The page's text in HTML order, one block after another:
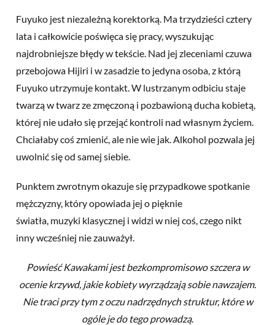
Fuyuko jest niezależną korektorką. Ma trzydzieści cztery
lata i całkowicie poświęca się pracy, wyszukując
najdrobniejsze błędy w tekście. Nad jej zleceniami czuwa
przebojowa Hijiri i w zasadzie to jedyna osoba, z którą
Fuyuko utrzymuje kontakt. W lustrzanym odbiciu staje
twarzą w twarz ze zmęczoną i pozbawioną ducha kobietą,
której nie udało się przejąć kontroli nad własnym życiem.
Chciałaby coś zmienić, ale nie wie jak. Alkohol pozwala jej
uwolnić się od samej siebie.
Punktem zwrotnym okazuje się przypadkowe spotkanie
mężczyzny, który opowiada jej o pięknie
światła, muzyki klasycznej i widzi w niej coś, czego nikt
inny wcześniej nie zauważył.
Powieść Kawakami jest bezkompromisowo szczera w
ocenie krzywd, jakie kobiety wyrządzają sobie nawzajem.
Nie traci przy tym z oczu nadrzędnych struktur, które w
ogóle je do tego prowadzą.